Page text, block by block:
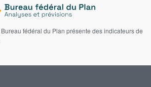
fédéral du Plan présente des indicateurs de